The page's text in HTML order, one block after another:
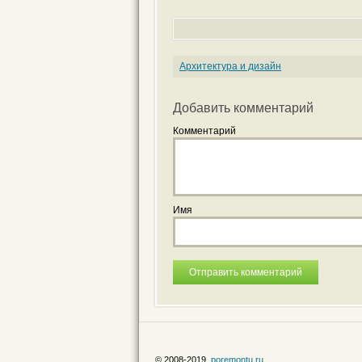
Архитектура и дизайн
Добавить комментарий
Комментарий
Имя
© 2008-2019, poremontu.ru